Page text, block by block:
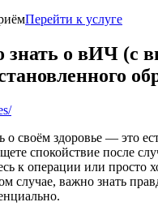
Перейти к услуге
знать о вИЧ (с
о своём здоровье — это
спокойствие после
к операции или просто
случае, важно знать